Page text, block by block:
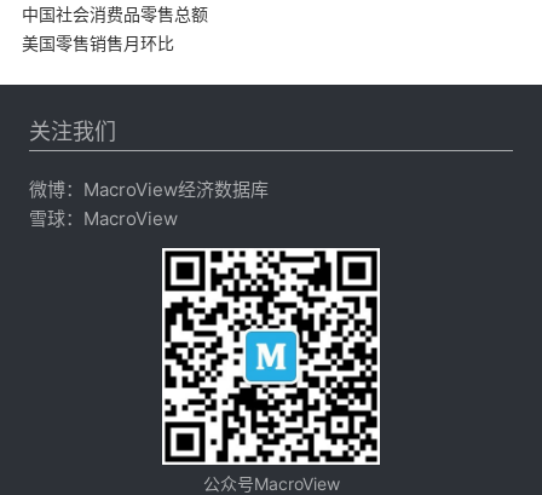
中国社会消费品零售总额
美国零售销售月环比
关注我们
微博： MacroView经济数据库
雪球： MacroView
公众号MacroView